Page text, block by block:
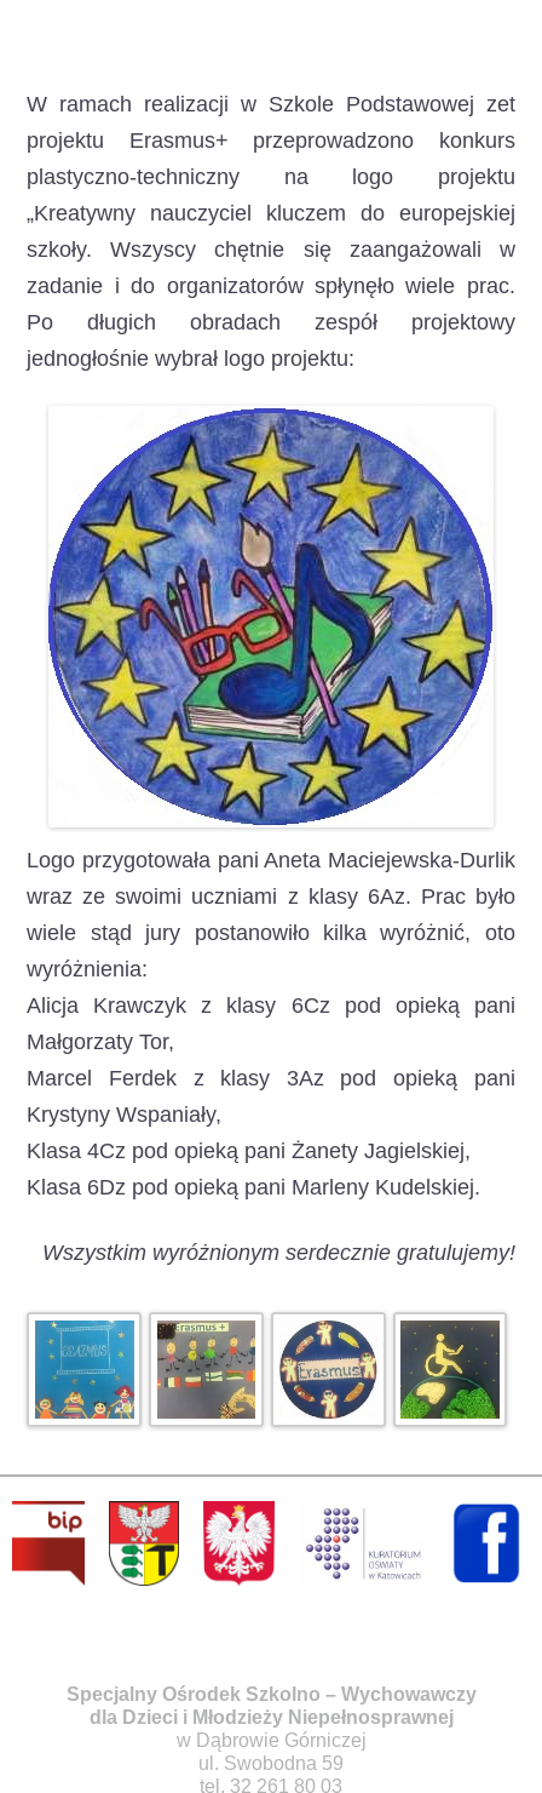
W ramach realizacji w Szkole Podstawowej zet
projektu Erasmus+ przeprowadzono konkurs
plastyczno-techniczny na logo projektu
„Kreatywny nauczyciel kluczem do europejskiej
szkoły.Wszyscy chętnie się zaangażowali w
zadanie i do organizatorów spłynęło wiele prac.
Po długich obradach zespół projektowy
jednogłośnie wybrał logo projektu:
Logo przygotowała pani Aneta Maciejewska-Durlik
wraz ze swoimi uczniami z klasy 6Az. Prac było
wiele stąd jury postanowiło kilka wyróżnić, oto
wyróżnienia:
Alicja Krawczyk z klasy 6Cz pod opieką pani
Małgorzaty Tor,
Marcel Ferdek z klasy 3Az pod opieką pani
Krystyny Wspaniały,
Klasa 4Cz pod opieką pani Żanety Jagielskiej,
Klasa 6Dz pod opieką pani Marleny Kudelskiej.
Wszystkim wyróżnionym serdecznie gratulujemy!
Specjalny Ośrodek Szkolno – Wychowawczy
dla Dzieci i Młodzieży Niepełnosprawnej
w Dąbrowie Górniczej
ul. Swobodna 59
tel. 32 261 80 03